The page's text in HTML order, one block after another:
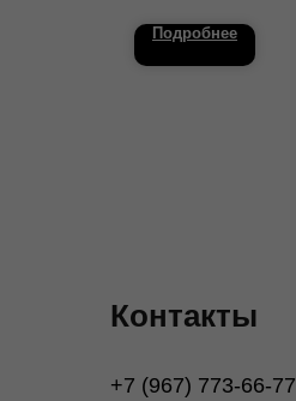
Подробнее
Контакты
+7 (967) 773-66-77